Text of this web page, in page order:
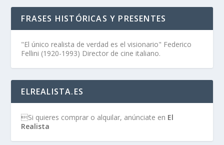
FRASES HISTÓRICAS Y PRESENTES
"El único realista de verdad es el visionario" Federico
Fellini (1920-1993) Director de cine italiano.
ELREALISTA.ES
Si quieres comprar o alquilar, anúnciate en El
Realista